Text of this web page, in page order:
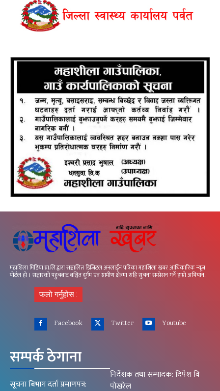
महाशिला मिडिया प्रा.लि.द्वारा सञ्चालित डिजिटल अनलाईन पत्रिका महाशिला खबर आधिकारिक न्यूज
पोर्टल हो । सञ्चारको पहुचबाट बञ्चित दुर्गम एंव ग्रामीण क्षेत्रमा सहि सुचना सम्प्रेसन गर्ने हाम्रो अभियान..
फलो गर्नुहोस :
Facebook Twitter Youtube
सम्पर्क ठेगाना
सूचना बिभाग दर्ता प्रमाणपत्र:
निर्देशक तथा सम्पादक: दिपेश वि
पोखरेल